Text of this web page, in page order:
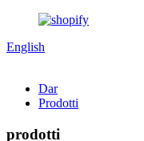
English
Dar
Prodotti
prodotti